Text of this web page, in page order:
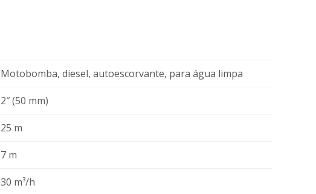
Motobomba, diesel, autoescorvante, para água limpa
2″ (50 mm)
25 m
7 m
30 m³/h